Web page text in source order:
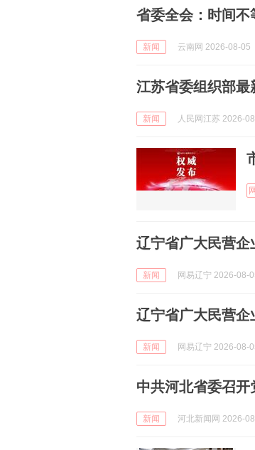
省委全会：时间不
新闻 云南网 2026-08-05
江苏省委组织部最
新闻 人民网江苏 2026-
辽宁省广大民营企
新闻 网易辽宁 2026-08-
辽宁省广大民营企
新闻 网易辽宁 2026-08-
中共河北省委召
新闻 河北新闻网 2026-